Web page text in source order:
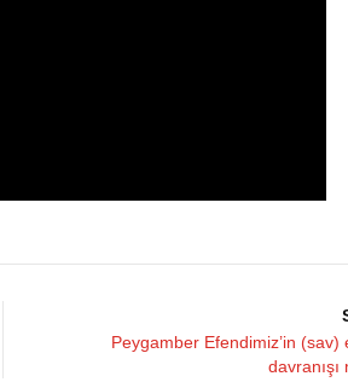
Peygamber Efendimiz’in (sav)
davranışı